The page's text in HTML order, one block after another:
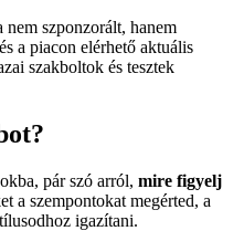
nem szponzorált, hanem
a piacon elérhető aktuális
szakboltok és tesztek
pár szó arról, mire figyelj
a szempontokat megérted, a
igazítani.